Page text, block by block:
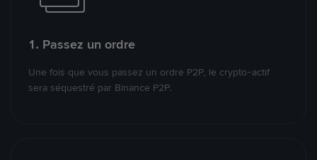
1. Passez un ordre
Une fois que vous passez un ordre P2P, le crypto-actif
sera séquestré par Binance P2P.